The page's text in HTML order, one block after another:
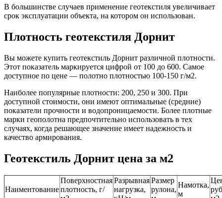
В большинстве случаев применение геотекстиля увеличивает
срок эксплуатации объекта, на котором он использован.
Плотность геотекстиля Дорнит
Вы можете купить геотекстиль Дорнит различной плотности.
Этот показатель маркируется цифрой от 100 до 600. Самое
доступное по цене — полотно плотностью 100-150 г/м2.
Наиболее популярные плотности: 200, 250 и 300. При
доступной стоимости, они имеют оптимальные (средние)
показатели прочности и водопроницаемости. Более плотные
марки геополотна предпочтительно использовать в тех
случаях, когда решающее значение имеет надежность и
качество армирования.
Геотекстиль Дорнит цена за м2
Наиментование
Поверхностная
плотность, г/
Разрывная
нагрузка,
Размер
рулона,
Намотка,
м